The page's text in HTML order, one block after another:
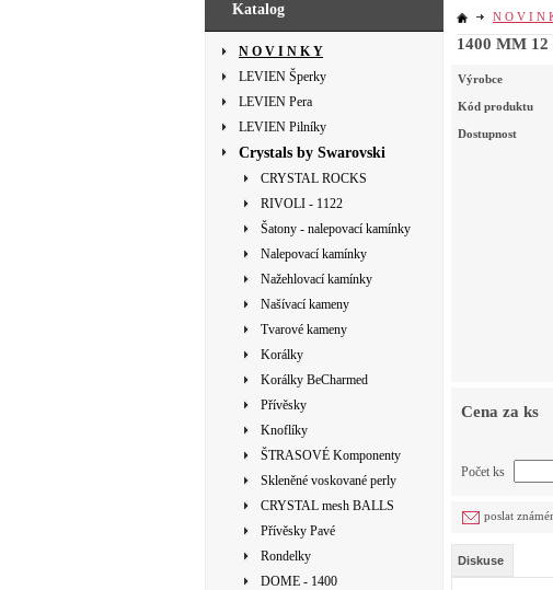
Katalog
N O V I N K Y
LEVIEN Šperky
LEVIEN Pera
LEVIEN Pilníky
Crystals by Swarovski
CRYSTAL ROCKS
RIVOLI - 1122
Šatony - nalepovací kamínky
Nalepovací kamínky
Nažehlovací kamínky
Našívací kameny
Tvarové kameny
Korálky
Korálky BeCharmed
Přívěsky
Knoflíky
ŠTRASOVÉ Komponenty
Skleněné voskované perly
CRYSTAL mesh BALLS
Přívěsky Pavé
Rondelky
DOME - 1400
N O V I N
1400 MM
Výrobce
Kód produktu
Dostupnost
Cena za ks
Počet ks
poslat
Diskuse